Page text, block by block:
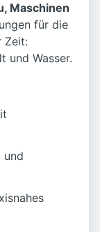
Maschinen
für die
Zeit:
und Wasser.
und